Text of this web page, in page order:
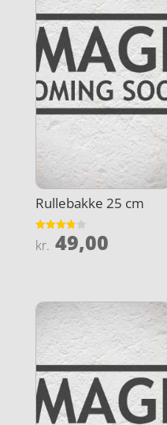
Rullebakke 25 cm
Vurderet
3.8
kr. 49,00